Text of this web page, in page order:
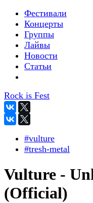
Фестивали
Концерты
Группы
Лайвы
Новости
Статьи
Rock is Fest
#vulture
#tresh-metal
Vulture -
(Official)